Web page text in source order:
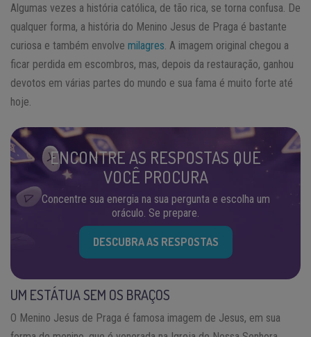
Algumas vezes a história católica, de tão rica, se torna confusa. De
qualquer forma, a história do Menino Jesus de Praga é bastante
curiosa e também envolve milagres . A imagem original chegou a
ficar perdida em escombros, mas, depois da restauração, ganhou
devotos em várias partes do mundo e sua fama é muito forte até
hoje.
ENCONTRE AS RESPOSTAS QUE
VOCÊ PROCURA
Concentre sua energia na sua pergunta e escolha um
oráculo. Se prepare.
DESCUBRA AS RESPOSTAS
UM ESTÁTUA SEM OS BRAÇOS
O Menino Jesus de Praga é famosa imagem de Jesus, em sua